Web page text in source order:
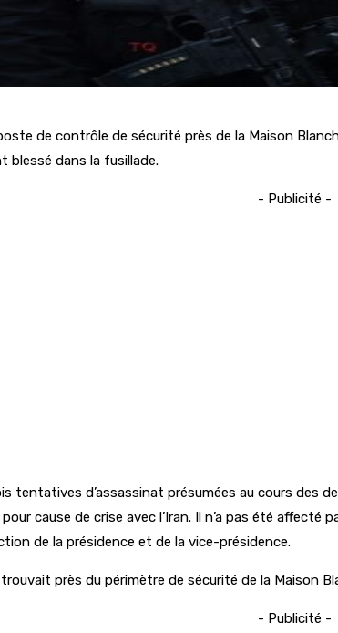
de contrôle de sécurité près de la Maison
blessé dans la fusillade.
- Publicité -
tentatives d’assassinat présumées au cours des
cause de crise avec l’Iran. Il n’a pas été
de la présidence et de la vice-présidence.
près du périmètre de sécurité de la Maison
- Publicité -